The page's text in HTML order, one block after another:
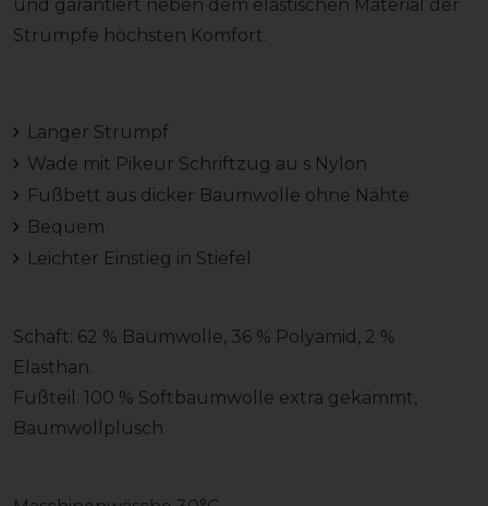
und garantiert neben dem elastischen Material der
Strümpfe höchsten Komfort.
Langer Strumpf
Wade mit Pikeur Schriftzug au s Nylon
Fußbett aus dicker Baumwolle ohne Nähte
Bequem
Leichter Einstieg in Stiefel
Schaft: 62 % Baumwolle, 36 % Polyamid, 2 %
Elasthan.
Fußteil: 100 % Softbaumwolle extra gekämmt,
Baumwollplüsch